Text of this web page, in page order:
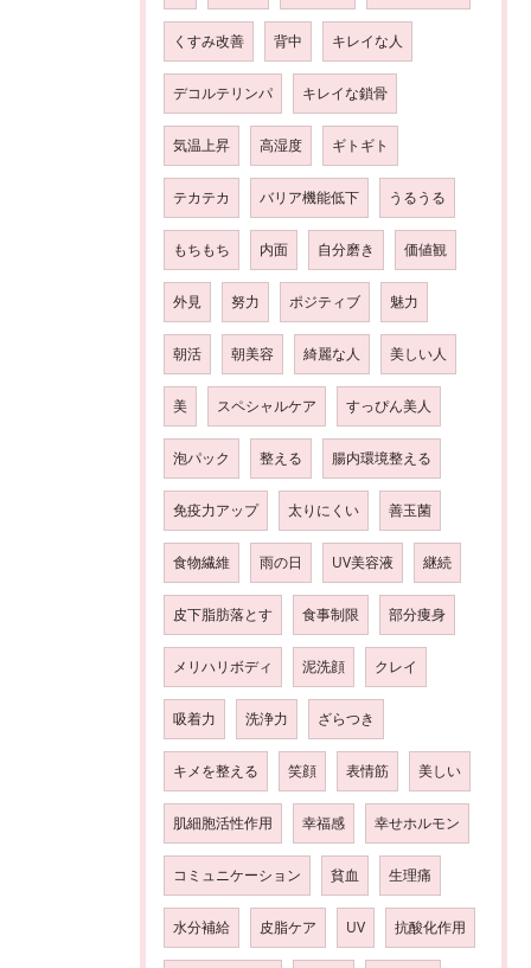
くすみ改善 背中 キレイな人
デコルテリンパ キレイな鎖骨
気温上昇 高湿度 ギトギト
テカテカ バリア機能低下 うるうる
もちもち 内面 自分磨き 価値観
外見 努力 ポジティブ 魅力
朝活 朝美容 綺麗な人 美しい人
美 スペシャルケア すっぴん美人
泡パック 整える 腸内環境整える
免疫力アップ 太りにくい 善玉菌
食物繊維 雨の日 UV美容液 継続
皮下脂肪落とす 食事制限 部分痩身
メリハリボディ 泥洗顔 クレイ
吸着力 洗浄力 ざらつき
キメを整える 笑顔 表情筋 美しい
肌細胞活性作用 幸福感 幸せホルモン
コミュニケーション 貧血 生理痛
水分補給 皮脂ケア UV 抗酸化作用